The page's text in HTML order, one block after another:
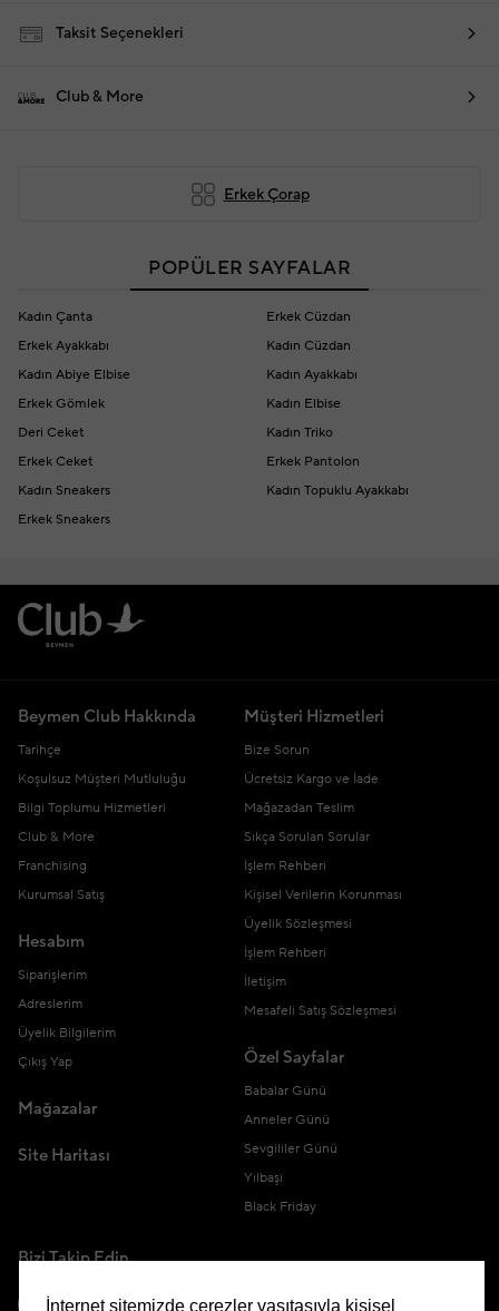
Taksit Seçenekleri
Club & More
Erkek Çorap
POPÜLER SAYFALAR
Kadın Çanta
Erkek Cüzdan
Erkek Ayakkabı
Kadın Cüzdan
Kadın Abiye Elbise
Kadın Ayakkabı
Erkek Gömlek
Kadın Elbise
Deri Ceket
Kadın Triko
Erkek Ceket
Erkek Pantolon
Kadın Sneakers
Kadın Topuklu Ayakkabı
Erkek Sneakers
Beymen Club Hakkında
Tarihçe
Koşulsuz Müşteri Mutluluğu
Bilgi Toplumu Hizmetleri
Club & More
Franchising
Kurumsal Satış
Hesabım
Siparişlerim
Adreslerim
Üyelik Bilgilerim
Çıkış Yap
Mağazalar
Site Haritası
Müşteri Hizmetleri
Bize Sorun
Ücretsiz Kargo ve İade
Mağazadan Teslim
Sıkça Sorulan Sorular
İşlem Rehberi
Kişisel Verilerin Korunması
Üyelik Sözleşmesi
İşlem Rehberi
İletişim
Mesafeli Satış Sözleşmesi
Özel Sayfalar
Babalar Günü
Anneler Günü
Sevgililer Günü
Yılbaşı
Black Friday
Bizi Takip Edin
İnternet sitemizde çerezler vasıtasıyla kişisel